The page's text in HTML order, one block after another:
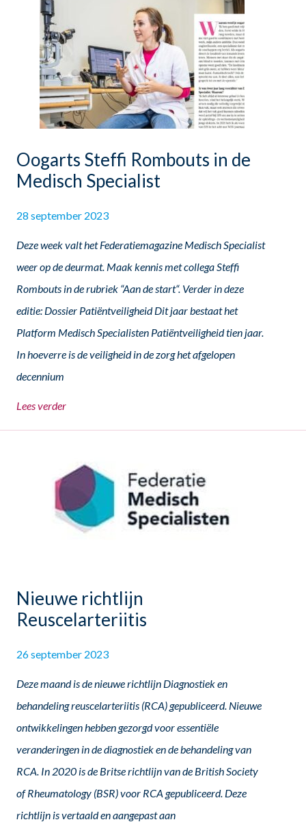
Oogarts Steffi Rombouts in de
Medisch Specialist
28 september 2023
Deze week valt het Federatiemagazine Medisch Specialist
weer op de deurmat. Maak kennis met collega Steffi
Rombouts in de rubriek “Aan de start“. Verder in deze
editie: Dossier Patiëntveiligheid Dit jaar bestaat het
Platform Medisch Specialisten Patiëntveiligheid tien jaar.
In hoeverre is de veiligheid in de zorg het afgelopen
decennium
Lees verder
Nieuwe richtlijn
Reuscelarteriitis
26 september 2023
Deze maand is de nieuwe richtlijn Diagnostiek en
behandeling reuscelarteriitis (RCA) gepubliceerd. Nieuwe
ontwikkelingen hebben gezorgd voor essentiële
veranderingen in de diagnostiek en de behandeling van
RCA. In 2020 is de Britse richtlijn van de British Society
of Rheumatology (BSR) voor RCA gepubliceerd. Deze
richtlijn is vertaald en aangepast aan